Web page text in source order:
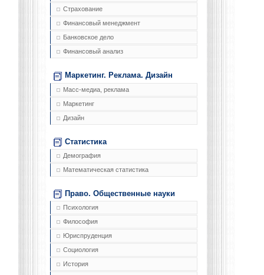
Страхование
Финансовый менеджмент
Банковское дело
Финансовый анализ
Маркетинг. Реклама. Дизайн
Масс-медиа, реклама
Маркетинг
Дизайн
Статистика
Демография
Математическая статистика
Право. Общественные науки
Психология
Философия
Юриспруденция
Социология
История